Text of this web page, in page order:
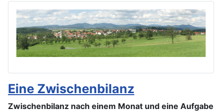
Eine Zwischenbilanz
Zwischenbilanz nach einem Monat und eine Aufgabe